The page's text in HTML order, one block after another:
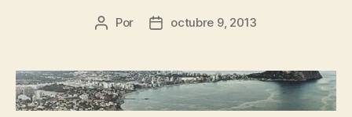
Autor
entrada
Por
Fecha
entrada
octubre 9, 2013